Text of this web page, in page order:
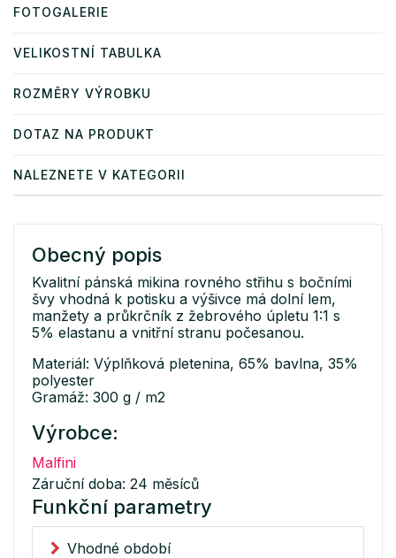
FOTOGALERIE
VELIKOSTNÍ TABULKA
ROZMĚRY VÝROBKU
DOTAZ NA PRODUKT
NALEZNETE V KATEGORII
Obecný popis
Kvalitní pánská mikina rovného střihu s bočními
švy vhodná k potisku a výšivce má dolní lem,
manžety a průkrčník z žebrového úpletu 1:1 s
5% elastanu a vnitřní stranu počesanou.
Materiál: Výplňková pletenina, 65% bavlna, 35%
polyester
Gramáž: 300 g / m2
Výrobce:
Malfini
Záruční doba: 24 měsíců
Funkční parametry
Vhodné období